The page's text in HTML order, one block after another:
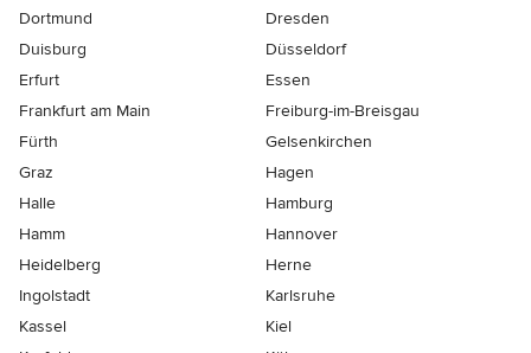
Dortmund
Dresden
Duisburg
Düsseldorf
Erfurt
Essen
Frankfurt am Main
Freiburg-im-Breisgau
Fürth
Gelsenkirchen
Graz
Hagen
Halle
Hamburg
Hamm
Hannover
Heidelberg
Herne
Ingolstadt
Karlsruhe
Kassel
Kiel